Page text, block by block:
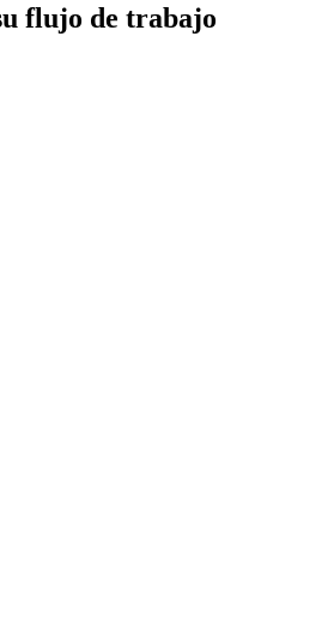
flujo de trabajo